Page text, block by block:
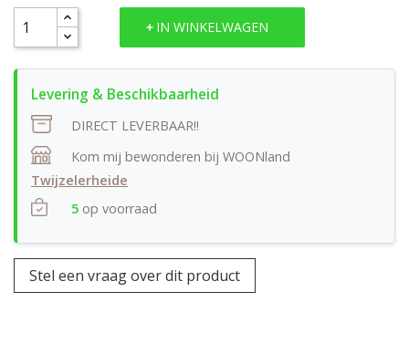
IN WINKELWAGEN
DIRECT LEVERBAAR!!
Kom mij bewonderen bij WOONland
Twijzelerheide
5 op voorraad
Stel een vraag over dit product